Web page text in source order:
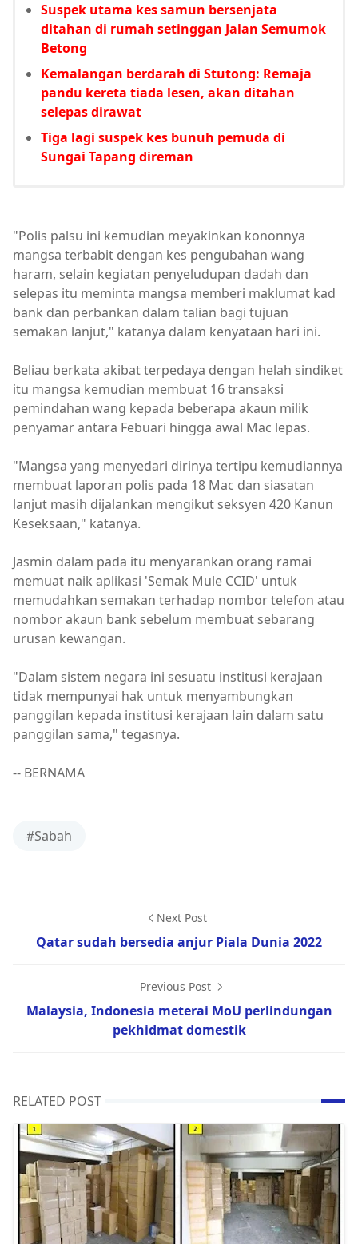
Suspek utama kes samun bersenjata
ditahan di rumah setinggan Jalan Semumok
Betong
Kemalangan berdarah di Stutong: Remaja
pandu kereta tiada lesen, akan ditahan
selepas dirawat
Tiga lagi suspek kes bunuh pemuda di
Sungai Tapang direman
"Polis palsu ini kemudian meyakinkan kononnya
mangsa terbabit dengan kes pengubahan wang
haram, selain kegiatan penyeludupan dadah dan
selepas itu meminta mangsa memberi maklumat kad
bank dan perbankan dalam talian bagi tujuan
semakan lanjut," katanya dalam kenyataan hari ini.
Beliau berkata akibat terpedaya dengan helah sindiket
itu mangsa kemudian membuat 16 transaksi
pemindahan wang kepada beberapa akaun milik
penyamar antara Febuari hingga awal Mac lepas.
"Mangsa yang menyedari dirinya tertipu kemudiannya
membuat laporan polis pada 18 Mac dan siasatan
lanjut masih dijalankan mengikut seksyen 420 Kanun
Keseksaan," katanya.
Jasmin dalam pada itu menyarankan orang ramai
memuat naik aplikasi 'Semak Mule CCID' untuk
memudahkan semakan terhadap nombor telefon atau
nombor akaun bank sebelum membuat sebarang
urusan kewangan.
"Dalam sistem negara ini sesuatu institusi kerajaan
tidak mempunyai hak untuk menyambungkan
panggilan kepada institusi kerajaan lain dalam satu
panggilan sama," tegasnya.
-- BERNAMA
#Sabah
Next Post
Qatar sudah bersedia anjur Piala Dunia 2022
Previous Post
Malaysia, Indonesia meterai MoU perlindungan
pekhidmat domestik
RELATED POST